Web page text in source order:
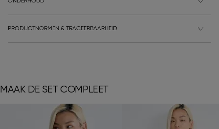
PRODUCTNORMEN & TRACEERBAARHEID
MAAK DE SET COMPLEET